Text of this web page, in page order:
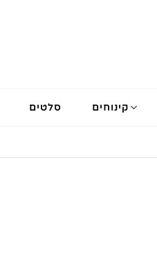
קינוחים סלטים